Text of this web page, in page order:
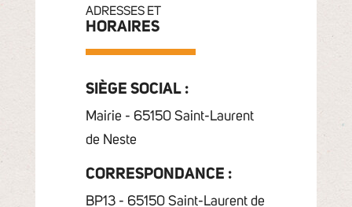
ADRESSES ET
HORAIRES
SIÈGE SOCIAL :
Mairie - 65150 Saint-Laurent
de Neste
CORRESPONDANCE :
BP13 - 65150 Saint-Laurent de